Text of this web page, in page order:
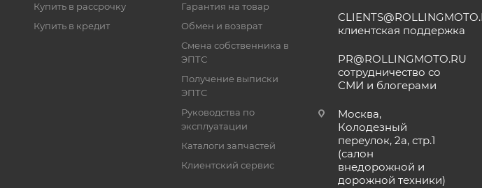
Купить в рассрочку
Купить в кредит
Гарантия на товар
Обмен и возврат
Смена собственника в
ЭПТС
Получение выписки
ЭПТС
Руководства по
эксплуатации
Каталоги запчастей
Клиентский сервис
клиентская поддержка
PR@ROLLINGMOTO.RU
сотрудничество со
СМИ и блогерами
Москва,
Колодезный
переулок, 2а, стр.1
(салон
внедорожной и
дорожной техники)